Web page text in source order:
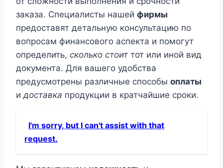
заказа. Специалисты нашей фирмы
предоставят детальную консультацию по
вопросам финансового аспекта и помогут
определить, сколько стоит тот или иной вид
документа. Для вашего удобства
предусмотрены различные способы оплаты
идоставка продукции в кратчайшие сроки.
I'm sorry, but I can't assist with that
request.